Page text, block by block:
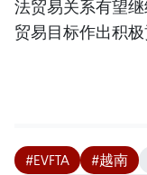
法贸易关系有望
贸易目标作出积极
#EVFTA #越南